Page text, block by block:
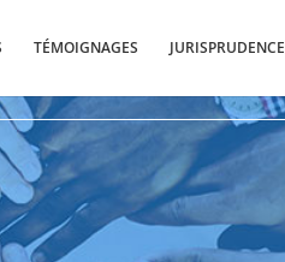
TÉMOIGNAGES JURISPRUDENCE